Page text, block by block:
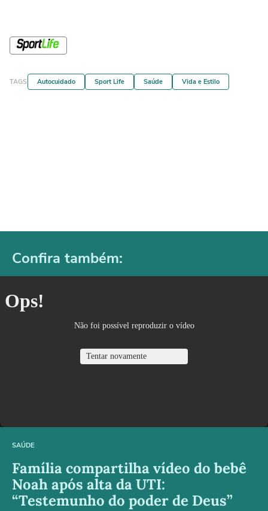
TAGS Autocuidado Sport Life Saúde Vida e Estilo
Confira também:
SAÚDE
Família compartilha vídeo do bebê
Noah após alta da UTI:
“Testemunho do poder de Deus”